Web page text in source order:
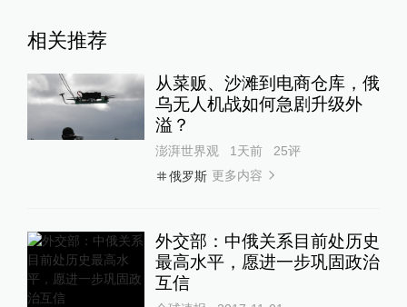
相关推荐
从菜贩、沙滩到电商仓库，俄
乌无人机战如何急剧升级外
溢？
澎湃世界观 1天前 25评
俄罗斯 更多内容
外交部：中俄关系目前处历史
最高水平，愿进一步巩固政治
互信